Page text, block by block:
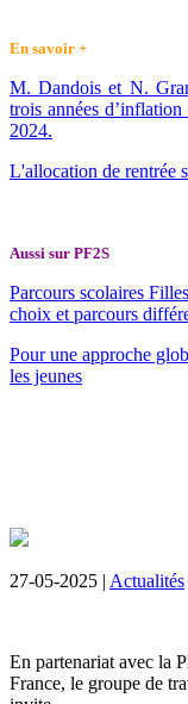
En savoir +
M. Dandois et N.
trois années
2024.
L'allocation de rentrée
Aussi sur PF2S
Parcours scolaires
choix et parcours
Pour une approche
les jeunes
27-05-2025 | Actualités
En partenariat avec la
France, le groupe de